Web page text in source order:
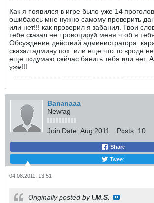
Как я появился в игре было уже 14
ошибаюсь мне нужно самому проверить
или нет!!! как проверил я забанил. Твои
тебе сказал не провоцируй меня чтоб я
Обсуждение действий администратора.
сказал админу пох. или еще что то вроде
еще подумаю сейчас банить тебя или нет.
уже!!!
Bananaaa
Newfag
Join Date: Aug 2011 Posts: 10
Share
Tweet
04.08.2011, 13:51
Originally posted byI.M.S.